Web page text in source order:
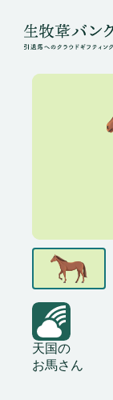
天国の
お馬さん